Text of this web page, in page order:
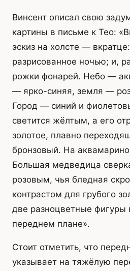
Винсент описал свою
картины в письме к Тео:
эскиз на холсте —
разрисованное ночью; и,
рожки фонарей. Небо —
— ярко-синяя, земля —
Город — синий и
светится жёлтым, а его
золотое, плавно
бронзовый. На
Большая медведица
розовым, чья бледная
контрастом для грубого
две разноцветные фигуры
переднем плане».
Стоит отметить, что
указывает на тяжёлую